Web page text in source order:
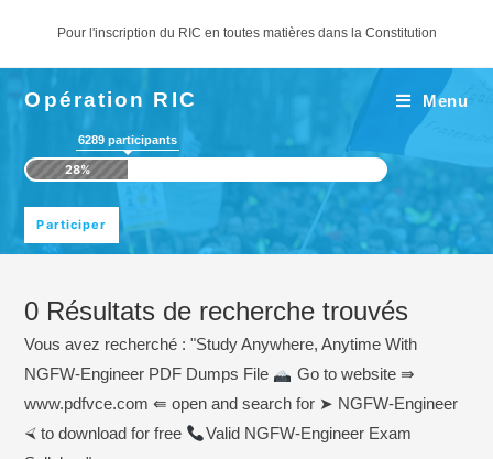
Pour l'inscription du RIC en toutes matières dans la Constitution
Opération RIC
6289participants
28%
Menu
0 Résultats de recherche trouvés
Vous avez recherché : "Study Anywhere, Anytime With
NGFW-Engineer PDF Dumps File
Go to website ⇛
www.pdfvce.com ⇚ open and search for ➤ NGFW-Engineer
⮘ to download for free
Valid NGFW-Engineer Exam